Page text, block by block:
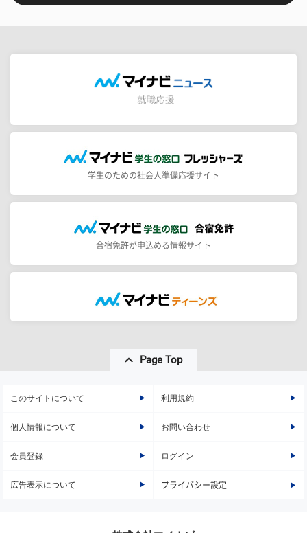
学生のための社会人準備応援サイト
合宿免許が申込める情報サイト
Page Top
このサイトについて 利用規約
個人情報について お問い合わせ
会員登録 ログイン
広告表示について プライバシー設定